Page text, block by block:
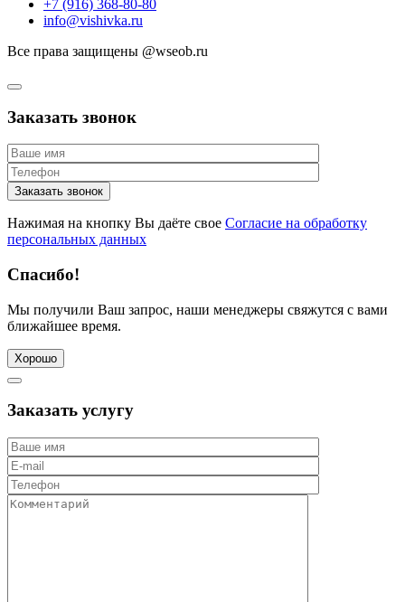
+7 (916) 368-80-80
info@vishivka.ru
Все права защищены @wseob.ru
Заказать звонок
Нажимая на кнопку Вы даёте свое Согласие на обработку
персональных данных
Спасибо!
Мы получили Ваш запрос, наши менеджеры свяжутся с вами
ближайшее время.
Хорошо
Заказать услугу